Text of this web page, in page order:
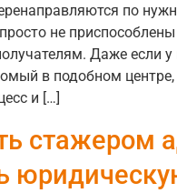
по
не
Даже если у
в подобном
и […]
стажером